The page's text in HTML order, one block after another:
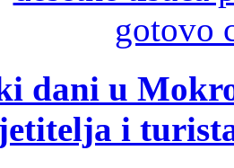
dani u
i